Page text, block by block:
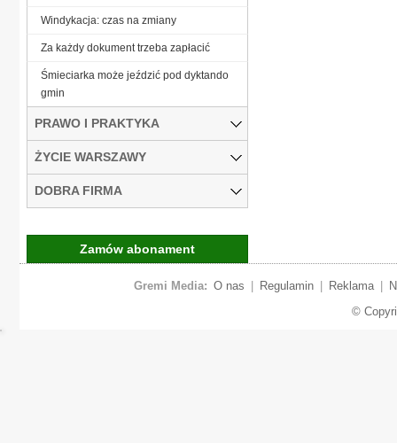
Windykacja: czas na zmiany
Za każdy dokument trzeba zapłacić
Śmieciarka może jeździć pod dyktando
gmin
PRAWO I PRAKTYKA
ŻYCIE WARSZAWY
DOBRA FIRMA
Zamów abonament
Gremi Media: O nas Regulamin Reklama
©